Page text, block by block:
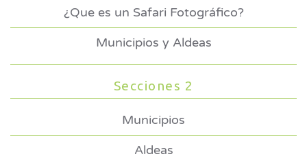
¿Que es un Safari Fotográfico?
Municipios y Aldeas
Secciones 2
Municipios
Aldeas